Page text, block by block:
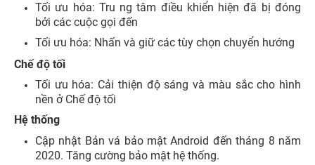
Tối ưu hóa: Tru ng tâm điều khiển hiện đã bị đóng
bởi các cuộc gọi đến
Tối ưu hóa: Nhấn và giữ các tùy chọn chuyển hướng
Chế độ tối
Tối ưu hóa: Cải thiện độ sáng và màu sắc cho hình
nền ở Chế độ tối
Hệ thống
Cập nhật Bản vá bảo mật Android đến tháng 8 năm
2020. Tăng cường bảo mật hệ thống.